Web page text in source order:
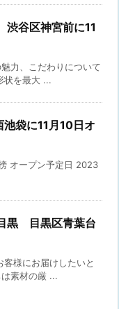
谷区神宮前に11
力、こだわりについて
状を最大 ...
袋に11月10日オ
オープン予定日 2023
黒 目黒区青葉台
様にお届けしたいと
素材の厳 ...